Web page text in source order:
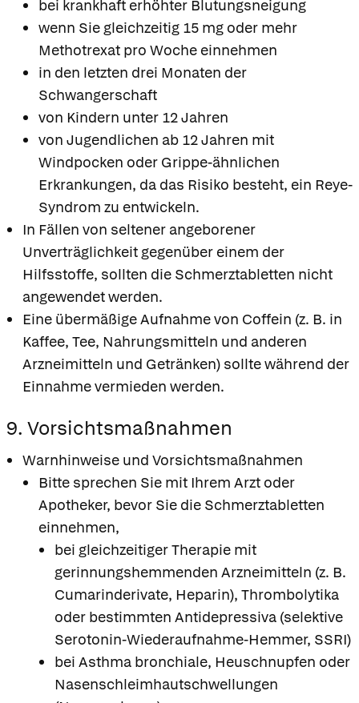
bei krankhaft erhöhter Blutungsneigung
wenn Sie gleichzeitig 15 mg oder mehr
Methotrexat pro Woche einnehmen
in den letzten drei Monaten der
Schwangerschaft
von Kindern unter 12 Jahren
von Jugendlichen ab 12 Jahren mit
Windpocken oder Grippe-ähnlichen
Erkrankungen, da das Risiko besteht, ein Reye-
Syndrom zu entwickeln.
In Fällen von seltener angeborener
Unverträglichkeit gegenüber einem der
Hilfsstoffe, sollten die Schmerztabletten nicht
angewendet werden.
Eine übermäßige Aufnahme von Coffein (z. B. in
Kaffee, Tee, Nahrungsmitteln und anderen
Arzneimitteln und Getränken) sollte während der
Einnahme vermieden werden.
9. Vorsichtsmaßnahmen
Warnhinweise und Vorsichtsmaßnahmen
Bitte sprechen Sie mit Ihrem Arzt oder
Apotheker, bevor Sie die Schmerztabletten
einnehmen,
bei gleichzeitiger Therapie mit
gerinnungshemmenden Arzneimitteln (z. B.
Cumarinderivate, Heparin), Thrombolytika
oder bestimmten Antidepressiva (selektive
Serotonin-Wiederaufnahme-Hemmer, SSRI)
bei Asthma bronchiale, Heuschnupfen oder
Nasenschleimhautschwellungen